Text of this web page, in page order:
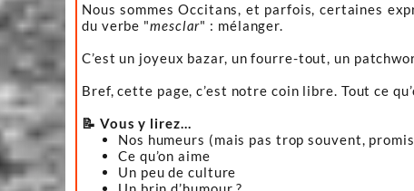
Nous sommes Occitans, et parfois, certaines
du verbe "mesclar" : mélanger.
C’est un joyeux bazar, un fourre-tout, un
Bref, cette page, c’est notre coin libre. Tout ce
📝 Vous y lirez…
Nos humeurs (mais pas trop souvent,
Ce qu’on aime
Un peu de culture